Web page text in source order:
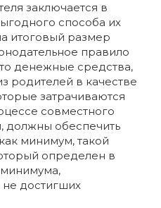
заключается в
способа их
итоговый размер
правило
денежные средства,
родителей в качестве
затрачиваются
совместного
должны обеспечить
минимум, такой
определен в
не достигших